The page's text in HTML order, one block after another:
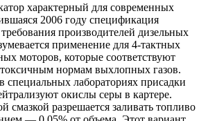
характерный для современных
2006 году спецификация
требования производителей дизельных
применение для 4-тактных
моторов, которые соответствуют
нормам выхлопных газов.
специальных лабораториях присадки
окислы серы в картере.
смазкой разрешается заливать топливо